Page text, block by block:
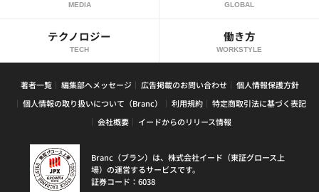
MEDIA GLOBAL
テクノロジー
TECH
働き方
WORKSTYLE
著者一覧 編集部へメッセージ 広告掲載のお問い合わせ
個人情報保護方針
個人情報の取り扱いについて（Branc）
利用規約
特定商取引法に基づく表記
会社概要
イードからのリリース情報
Branc（ブラン）は、株式会社イード（東証グロース上
場）の運営するサービスです。
証券コード：6038